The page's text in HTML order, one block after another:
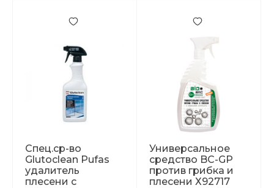
Спец.ср-во
Glutoclean Pufas
удалитель
плесени с
Универсальное
средство BC-GP
против грибка и
плесени Х92717